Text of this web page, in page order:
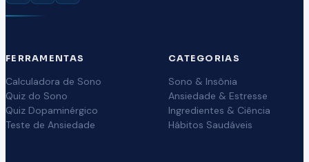
FERRAMENTAS
Calculadora de Sono
Quiz do Sono
Quiz Dopaminérgico
Teste de Ansiedade
CATEGORIAS
Sono & Insônia
Ansiedade & Estresse
Ingredientes & Ciência
Hábitos Saudáveis